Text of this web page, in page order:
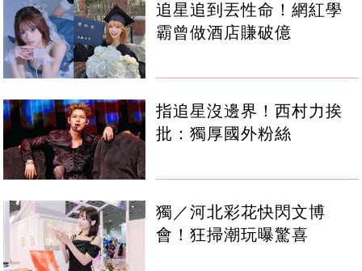
追星追到丟性命！網紅學
霸曾做酒店賺破億
指追星沒邊界！西村力挨
批：獨厚國外粉絲
獨／河北彩花快閃文博
會！狂掃潮玩曝驚喜